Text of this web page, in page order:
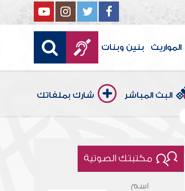
المواريث بنين وبنات
البث المباشر شارك بملفاتك
مكتبتك الصوتية
اسم